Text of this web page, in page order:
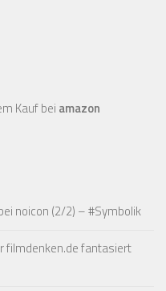
Kauf bei amazon
noicon (2/2) – #Symbolik
filmdenken.de fantasiert